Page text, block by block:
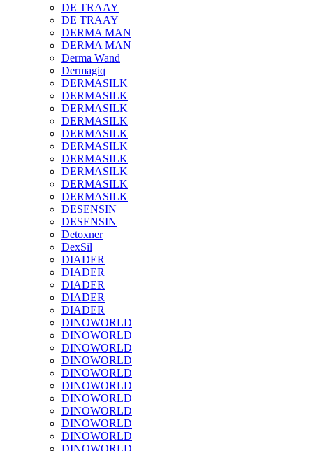
DE TRAAY
DE TRAAY
DERMA MAN
DERMA MAN
Derma Wand
Dermagiq
DERMASILK
DERMASILK
DERMASILK
DERMASILK
DERMASILK
DERMASILK
DERMASILK
DERMASILK
DERMASILK
DERMASILK
DESENSIN
DESENSIN
Detoxner
DexSil
DIADER
DIADER
DIADER
DIADER
DIADER
DINOWORLD
DINOWORLD
DINOWORLD
DINOWORLD
DINOWORLD
DINOWORLD
DINOWORLD
DINOWORLD
DINOWORLD
DINOWORLD
DINOWORLD